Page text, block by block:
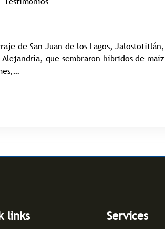
de San Juan de los Lagos, Jalostotitlán,
que sembraron híbridos de maíz
links Services